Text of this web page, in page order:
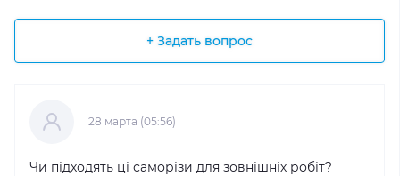
+ Задать вопрос
28 марта (05:56)
Чи підходять ці саморізи для зовнішніх робіт?